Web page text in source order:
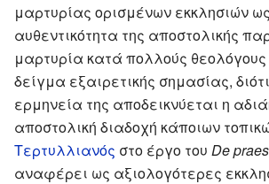
μαρτυρίας ορισμένων εκκλησιών
αυθεντικότητα της αποστολικής
μαρτυρία κατά πολλούς
δείγμα εξαιρετικής σημασίας,
ερμηνεία της αποδεικνύεται η
αποστολική διαδοχή κάποιων
Τερτυλλιανός στο έργο του De
αναφέρει ως αξιολογότερες